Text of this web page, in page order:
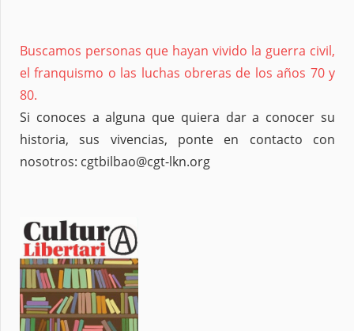
Buscamos personas que hayan vivido la guerra civil,
el franquismo o las luchas obreras de los años 70 y
80.
Si conoces a alguna que quiera dar a conocer su
historia, sus vivencias, ponte en contacto con
nosotros: cgtbilbao@cgt-lkn.org